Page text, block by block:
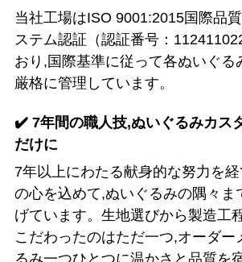
当社工場はISO 9001:2015国際品
ステム認証（認証番号：
おり,国際基準に従って各ぬいぐる
厳格に管理しています。
✔️7年間の職人技,ぬいぐるみカス
だけに
7年以上にわたる献身的な努力を
の心を込めて,ぬいぐるみの隅々ま
げています。生地選びから製造工
こだわったのはただ一つ,オーダー